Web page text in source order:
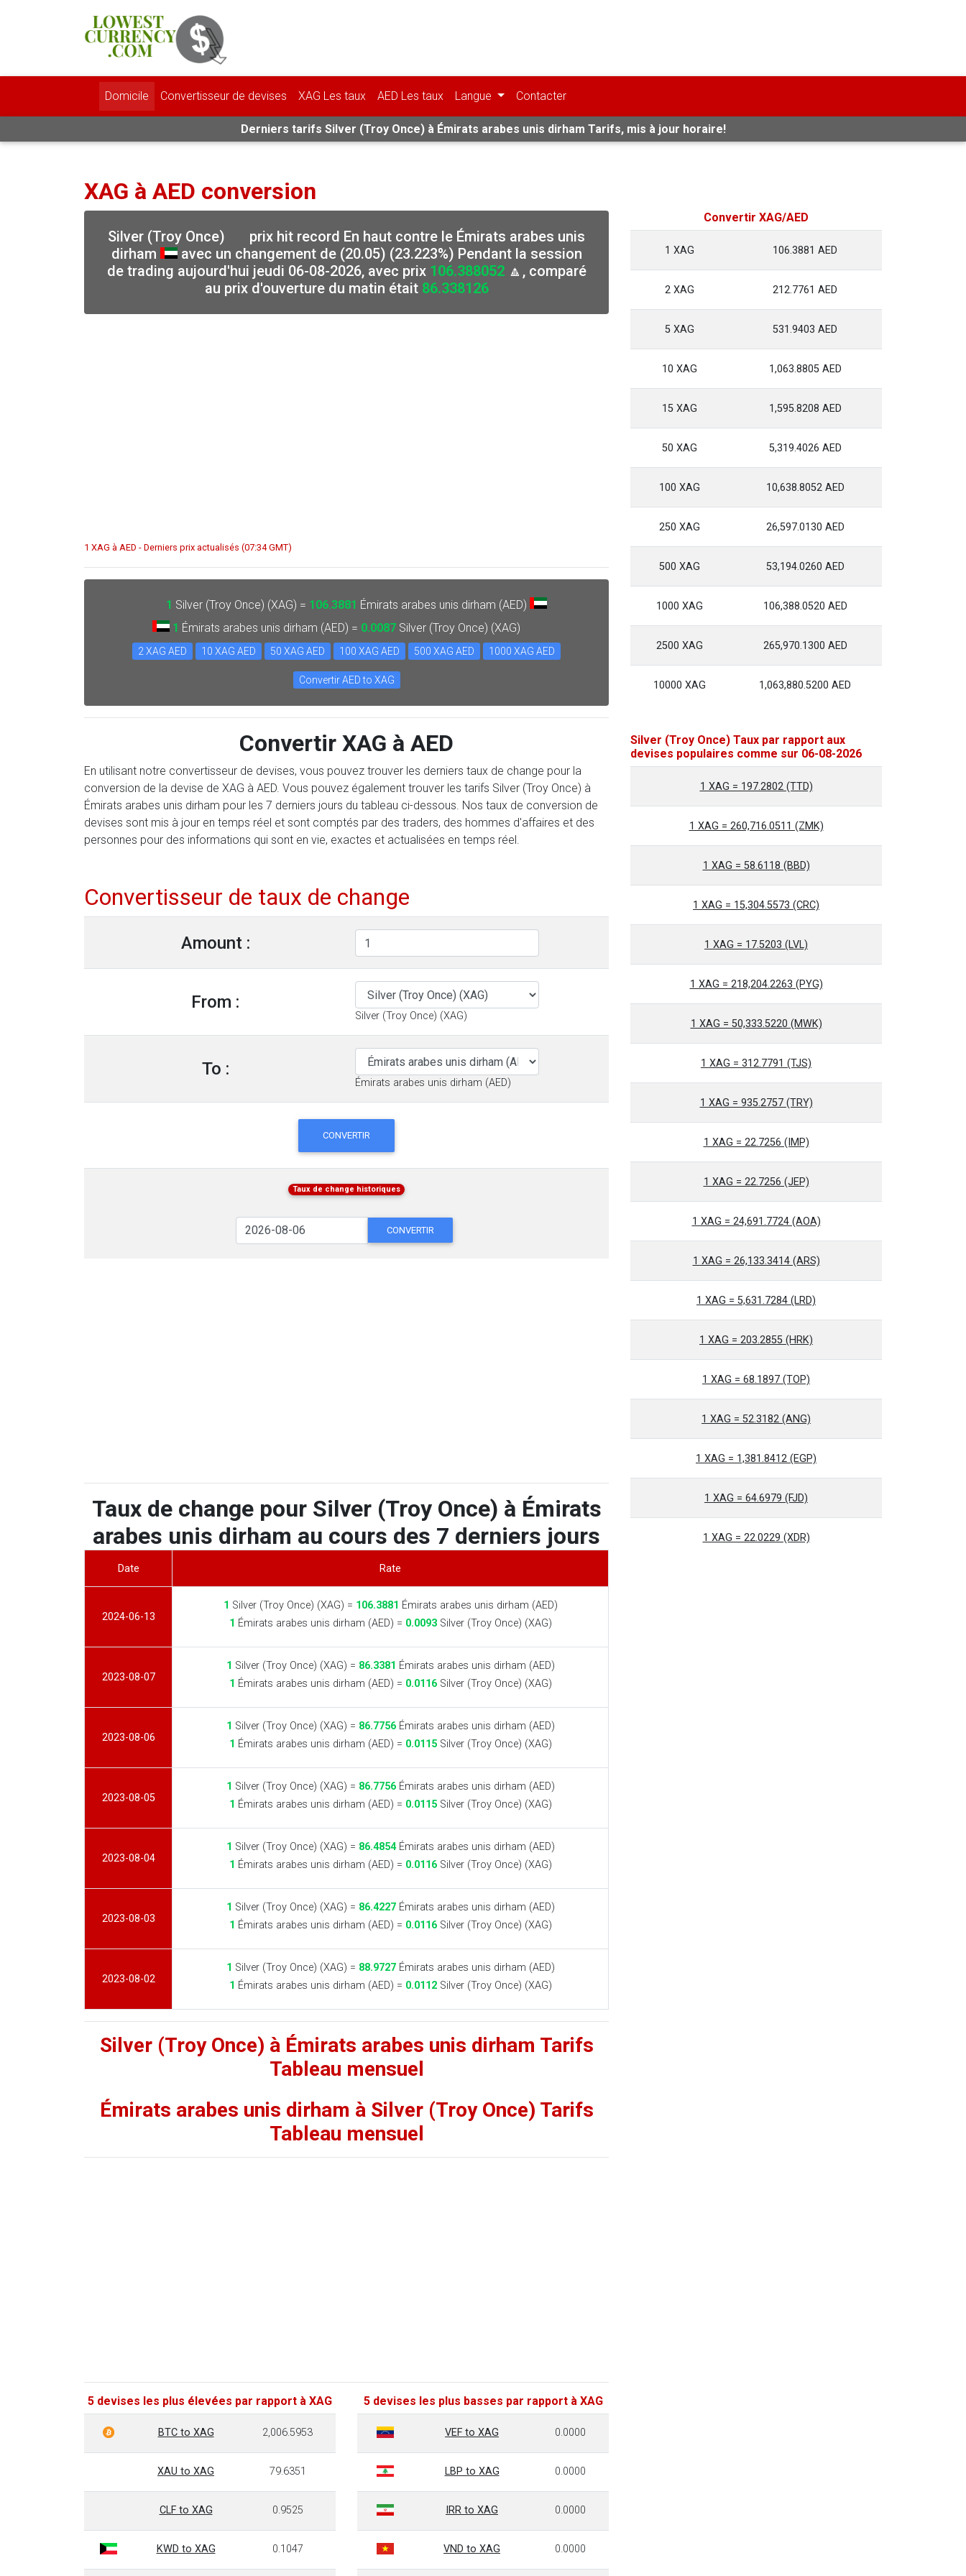
Domicile Convertisseur de devises XAG Les taux AED Les taux Langue Contacter
Derniers tarifs Silver (Troy Once) à Émirats arabes unis dirham Tarifs, mis à jour horaire!
XAG à AED conversion
Silver (Troy Once)
prix hit record En haut contre le Émirats arabes unis
dirham
avec un changement de (20.05) (23.223%) Pendant la session
de trading aujourd'hui jeudi 06-08-2026, avec prix 106.388052🔼, comparé
au prix d'ouverture du matin était 86.338126
1 XAG à AED - Derniers prix actualisés (07:34 GMT)
1 Silver (Troy Once) (XAG) = 106.3881 Émirats arabes unis dirham (AED)
1 Émirats arabes unis dirham (AED) = 0.0087 Silver (Troy Once) (XAG)
2 XAG AED 10 XAG AED 50 XAG AED 100 XAG AED 500 XAG AED 1000 XAG AED
Convertir AED to XAG
Convertir XAG à AED
En utilisant notre convertisseur de devises, vous pouvez trouver les derniers taux de change pour la
conversion de la devise de XAG à AED. Vous pouvez également trouver les tarifs Silver (Troy Once) à
Émirats arabes unis dirham pour les 7 derniers jours du tableau ci-dessous. Nos taux de conversion de
devises sont mis à jour en temps réel et sont comptés par des traders, des hommes d'affaires et des
personnes pour des informations qui sont en vie, exactes et actualisées en temps réel.
Convertisseur de taux de change
Amount :
From :
Silver (Troy Once) (XAG)
To :
Émirats arabes unis dirham (AED)
CONVERTIR
Taux de change historiques
CONVERTIR
Taux de change pour Silver (Troy Once) à Émirats
arabes unis dirham au cours des 7 derniers jours
Date Rate
2024-06-13
1 Silver (Troy Once) (XAG) = 106.3881 Émirats arabes unis dirham (AED)
1 Émirats arabes unis dirham (AED) = 0.0093Silver (Troy Once) (XAG)
2023-08-07
1 Silver (Troy Once) (XAG) = 86.3381 Émirats arabes unis dirham (AED)
1 Émirats arabes unis dirham (AED) = 0.0116Silver (Troy Once) (XAG)
2023-08-06
1 Silver (Troy Once) (XAG) = 86.7756Émirats arabes unis dirham (AED)
1 Émirats arabes unis dirham (AED) = 0.0115Silver (Troy Once) (XAG)
2023-08-05
1 Silver (Troy Once) (XAG) = 86.7756Émirats arabes unis dirham (AED)
1 Émirats arabes unis dirham (AED) = 0.0115Silver (Troy Once) (XAG)
2023-08-04
1 Silver (Troy Once) (XAG) = 86.4854Émirats arabes unis dirham (AED)
1 Émirats arabes unis dirham (AED) = 0.0116Silver (Troy Once) (XAG)
2023-08-03
1 Silver (Troy Once) (XAG) = 86.4227Émirats arabes unis dirham (AED)
1 Émirats arabes unis dirham (AED) = 0.0116Silver (Troy Once) (XAG)
2023-08-02
1 Silver (Troy Once) (XAG) = 88.9727Émirats arabes unis dirham (AED)
1 Émirats arabes unis dirham (AED) = 0.0112Silver (Troy Once) (XAG)
Silver (Troy Once) à Émirats arabes unis dirham Tarifs
Tableau mensuel
Émirats arabes unis dirham à Silver (Troy Once) Tarifs
Tableau mensuel
5 devises les plus élevées par rapport à XAG
BTC to XAG 2,006.5953
XAU to XAG 79.6351
CLF to XAG 0.9525
KWD to XAG 0.1047
5 devises les plus basses par rapport à XAG
VEF to XAG 0.0000
LBP to XAG 0.0000
IRR to XAG 0.0000
VND to XAG 0.0000
Convertir XAG/AED
1 XAG 106.3881 AED
2 XAG 212.7761 AED
5 XAG 531.9403 AED
10 XAG 1,063.8805 AED
15 XAG 1,595.8208 AED
50 XAG 5,319.4026 AED
100 XAG 10,638.8052 AED
250 XAG 26,597.0130 AED
500 XAG 53,194.0260 AED
1000 XAG 106,388.0520 AED
2500 XAG 265,970.1300 AED
10000 XAG 1,063,880.5200 AED
Silver (Troy Once) Taux par rapport aux
devises populaires comme sur 06-08-2026
1 XAG = 197.2802 (TTD)
1 XAG = 260,716.0511 (ZMK)
1 XAG = 58.6118 (BBD)
1 XAG = 15,304.5573 (CRC)
1 XAG = 17.5203 (LVL)
1 XAG = 218,204.2263 (PYG)
1 XAG = 50,333.5220 (MWK)
1 XAG = 312.7791 (TJS)
1 XAG = 935.2757 (TRY)
1 XAG = 22.7256 (IMP)
1 XAG = 22.7256 (JEP)
1 XAG = 24,691.7724 (AOA)
1 XAG = 26,133.3414 (ARS)
1 XAG = 5,631.7284 (LRD)
1 XAG = 203.2855 (HRK)
1 XAG = 68.1897 (TOP)
1 XAG = 52.3182 (ANG)
1 XAG = 1,381.8412 (EGP)
1 XAG = 64.6979 (FJD)
1 XAG = 22.0229 (XDR)